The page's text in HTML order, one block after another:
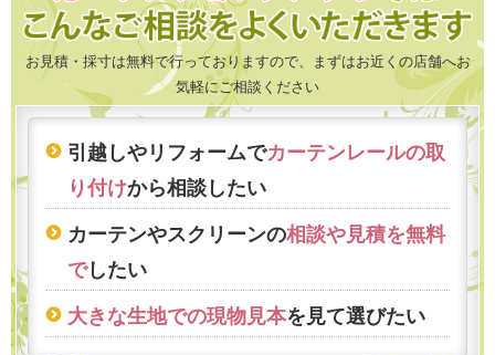
お見積・採寸は無料で行っておりますので、まずはお近くの店舗へお
気軽にご相談ください
引越しやリフォームでカーテンレールの取
り付けから相談したい
カーテンやスクリーンの相談や見積を無料
でしたい
大きな生地での現物見本を見て選びたい